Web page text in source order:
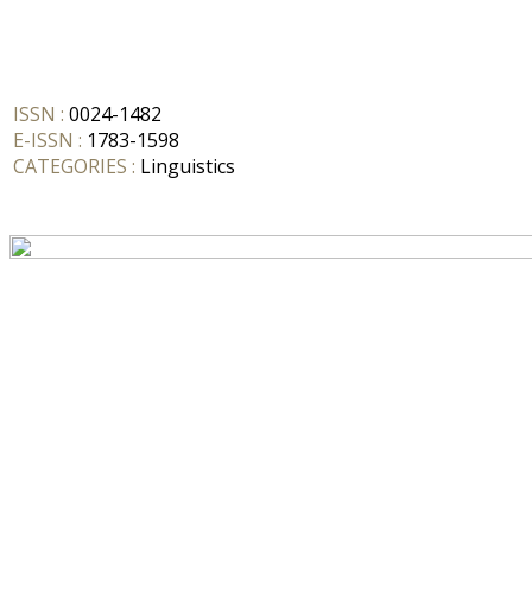
ISSN : 0024-1482
E-ISSN : 1783-1598
CATEGORIES : Linguistics